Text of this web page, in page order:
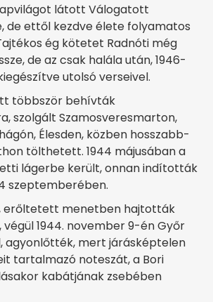
látott Válogatott
de ettől kezdve élete folyamatos
ég kötetet Radnóti még
de az csak halála után, 1946-
utolsó verseivel.
többször behívták
szolgált Szamosveresmarton,
Élesden, közben hosszabb-
tölthetett. 1944 májusában a
lágerbe került, onnan indították
szeptemberében.
erőltetett menetben hajtották
1944. november 9-én Győr
agyonlőtték, mert járásképtelen
tartalmazó noteszát, a Bori
kabátjának zsebében